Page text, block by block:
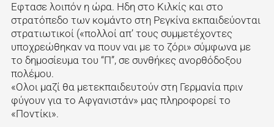
Εφτασε λοιπόν η ώρα. Ηδη στο Κιλκίς και στο
στρατόπεδο των κομάντο στη Ρεγκίνα εκπαιδεύονται
στρατιωτικοί («πολλοί απ’ τους συμμετέχοντες
υποχρεώθηκαν να πουν ναι με το ζόρι» σύμφωνα με
το δημοσίευμα του “Π”, σε συνθήκες ανορθόδοξου
πολέμου.
«Ολοι μαζί θα μετεκπαιδευτούν στη Γερμανία πριν
φύγουν για το Αφγανιστάν» μας πληροφορεί το
«Ποντίκι».